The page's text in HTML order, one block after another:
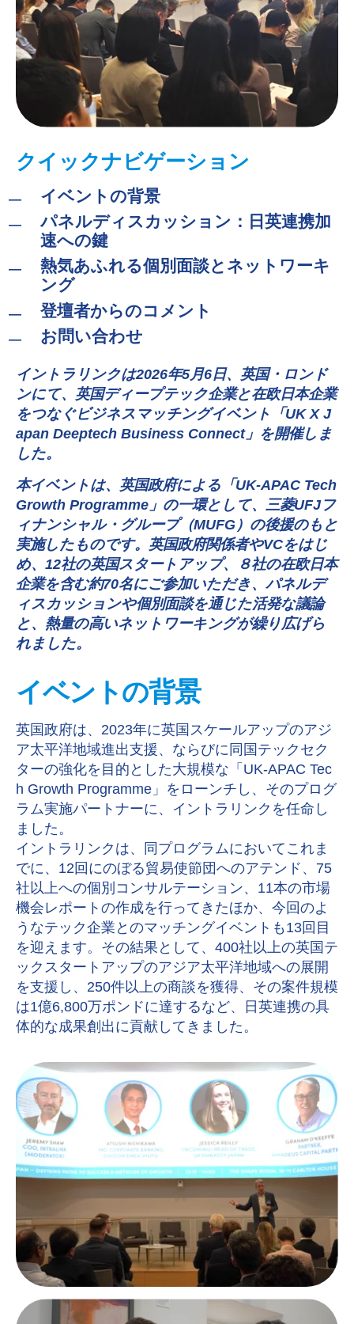
クイックナビゲーション
イベントの背景
パネルディスカッション：日英連携加
速への鍵
熱気あふれる個別面談とネットワーキ
ング
登壇者からのコメント
お問い合わせ
イントラリンクは2026年5月6日、英国・ロンド
ンにて、英国ディープテック企業と在欧日本企業
をつなぐビジネスマッチングイベント「UK X J
apan Deeptech Business Connect」を開催しま
した。
本イベントは、英国政府による「UK-APAC Tech
Growth Programme」の一環として、三菱UFJフ
ィナンシャル・グループ（MUFG）の後援のもと
実施したものです。英国政府関係者やVCをはじ
め、12社の英国スタートアップ、８社の在欧日本
企業を含む約70名にご参加いただき、パネルデ
ィスカッションや個別面談を通じた活発な議論
と、熱量の高いネットワーキングが繰り広げら
れました。
イベントの背景
英国政府は、2023年に英国スケールアップのアジ
ア太平洋地域進出支援、ならびに同国テックセク
ターの強化を目的とした大規模な「UK-APAC Tec
h Growth Programme」をローンチし、そのプログ
ラム実施パートナーに、イントラリンクを任命し
ました。
イントラリンクは、同プログラムにおいてこれま
でに、12回にのぼる貿易使節団へのアテンド、75
社以上への個別コンサルテーション、11本の市場
機会レポートの作成を行ってきたほか、今回のよ
うなテック企業とのマッチングイベントも13回目
を迎えます。その結果として、400社以上の英国テ
ックスタートアップのアジア太平洋地域への展開
を支援し、250件以上の商談を獲得、その案件規模
は1億6,800万ポンドに達するなど、日英連携の具
体的な成果創出に貢献してきました。